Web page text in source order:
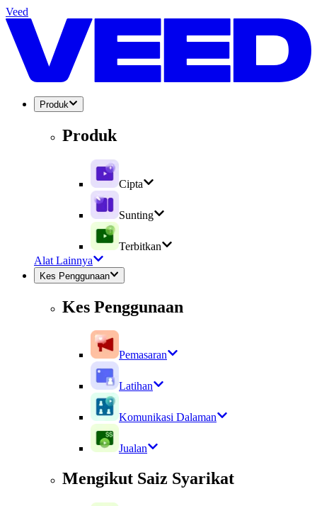
Veed
Produk
Produk
Cipta
Sunting
Terbitkan
Alat Lainnya
Kes Penggunaan
Kes Penggunaan
Pemasaran
Latihan
Komunikasi Dalaman
Jualan
Mengikut Saiz Syarikat